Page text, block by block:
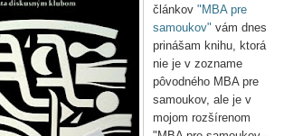
článkov "MBA pre
samoukov" vám dnes
prinášam knihu, ktorá
nie je v zozname
pôvodného MBA pre
samoukov, ale je v
mojom rozšírenom